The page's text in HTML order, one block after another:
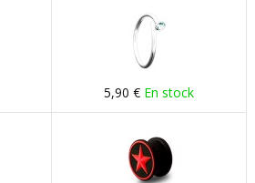
5,90 € En stock